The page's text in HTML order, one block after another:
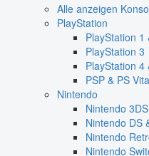
Alle anzeigen
PlayStation
PlayStation 1
PlayStation 3
PlayStation 4
PSP & PS Vita
Nintendo
Nintendo
Nintendo DS
Nintendo
Nintendo